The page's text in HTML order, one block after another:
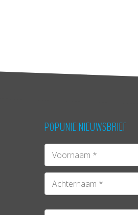
POPUNIE NIEUWSBRIEF